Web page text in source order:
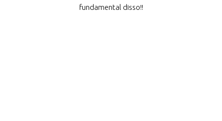
fundamental disso!!